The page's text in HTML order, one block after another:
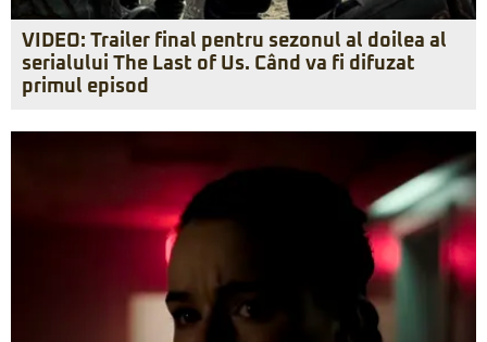
VIDEO: Trailer final pentru sezonul al doilea al
serialului The Last of Us. Când va fi difuzat
primul episod